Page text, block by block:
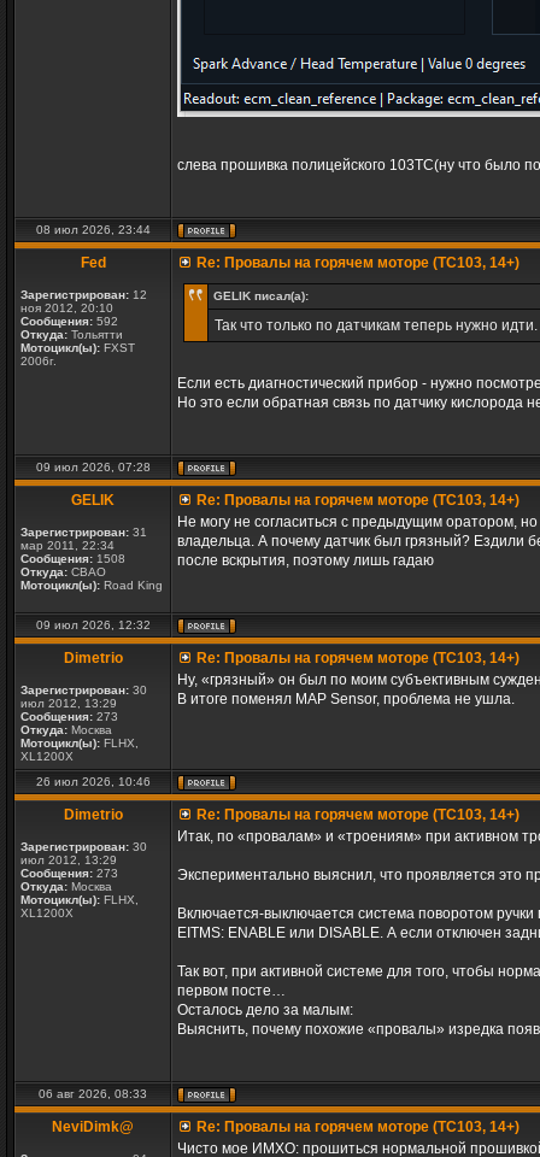
слева прошивка полицейского 103ТС(ну что было
08 июл 2026, 23:44
Fed
Зарегистрирован: 12
ноя 2012, 20:10
Сообщения: 592
Откуда: Тольятти
Мотоцикл(ы): FXST
2006г.
Re: Провалы на горячем моторе (TC103, 14+)
GELIK писал(а):
Так что только по датчикам теперь нужно
Если есть диагностический прибор - нужно
Но это если обратная связь по датчику кислорода
09 июл 2026, 07:28
GELIK
Зарегистрирован: 31
мар 2011, 22:34
Сообщения: 1508
Откуда: СВАО
Мотоцикл(ы): Road King
Re: Провалы на горячем моторе (TC103, 14+)
Не могу не согласиться с предыдущим оратором,
владельца. А почему датчик был грязный? Ездили
после вскрытия, поэтому лишь гадаю
09 июл 2026, 12:32
Dimetrio
Зарегистрирован: 30
июл 2012, 13:29
Сообщения: 273
Откуда: Москва
Мотоцикл(ы): FLHX,
XL1200X
Re: Провалы на горячем моторе (TC103, 14+)
Ну, «грязный» он был по моим субъективным
В итоге поменял MAP Sensor, проблема не ушла.
26 июл 2026, 10:46
Dimetrio
Зарегистрирован: 30
июл 2012, 13:29
Сообщения: 273
Откуда: Москва
Мотоцикл(ы): FLHX,
XL1200X
Re: Провалы на горячем моторе (TC103, 14+)
Итак, по «провалам» и «троениям» при активном
Экспериментально выяснил, что проявляется это
Включается-выключается система поворотом
EITMS: ENABLE или DISABLE. А если отключен
Так вот, при активной системе для того, чтобы
первом посте…
Осталось дело за малым:
Выяснить, почему похожие «провалы» изредка
06 авг 2026, 08:33
NeviDimk@
Re: Провалы на горячем моторе (TC103, 14+)
Чисто мое ИМХО: прошиться нормальной